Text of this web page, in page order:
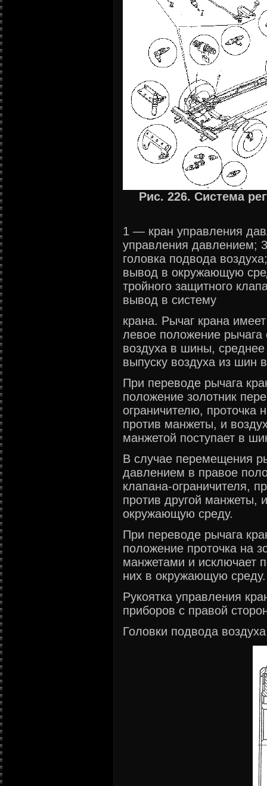
Рис. 226. Система
1 — кран управления
управления давлением;
головка подвода
вывод в окружающую
тройного защитного
вывод в систему
крана. Рычаг крана
левое положение рычага
воздуха в шины,
выпуску воздуха из шин
При переводе рычага
положение золотник
ограничителю, проточка
против манжеты, и
манжетой поступает в
В случае перемещения
давлением в правое
клапана-ограничителя,
против другой манжеты,
окружающую среду.
При переводе рычага
положение проточка на
манжетами и исключает
них в окружающую среду.
Рукоятка управления
приборов с правой
Головки подвода